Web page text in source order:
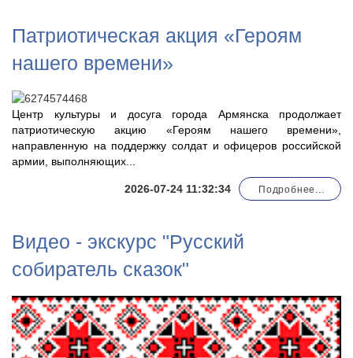
Патриотическая акция «Героям
нашего времени»
2026-07-24 11:32:34
Центр культуры и досуга города Армянска продолжает
патриотическую акцию «Героям нашего времени»,
направленную на поддержку солдат и офицеров российской
армии, выполняющих...
Подробнее...
Видео - экскурс "Русский
собиратель сказок"